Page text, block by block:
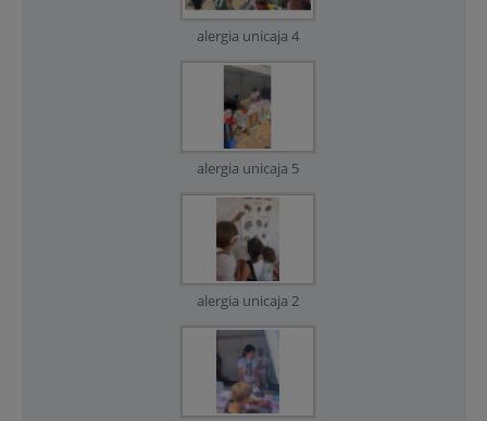
alergia unicaja 4
alergia unicaja 5
alergia unicaja 2